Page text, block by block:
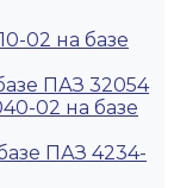
02 на базе
ПАЗ 32054
02 на базе
ПАЗ 4234-